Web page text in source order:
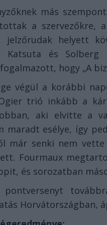
más
a szervezőkre,
jelzőrudak helyett
Katsuta és
hogy „A
végül a korábbi
Ogier trió inkább a
aki elvitte a
maradt esélye, így
már senki nem
Fourmaux
és sorozatban
pontversenyt
Horvátországban,